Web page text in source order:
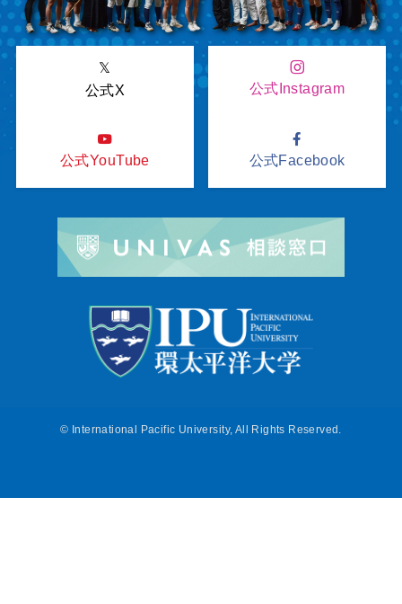
𝕏
公式X
公式Instagram
公式YouTube 公式Facebook
© International Pacific University, All Rights Reserved.